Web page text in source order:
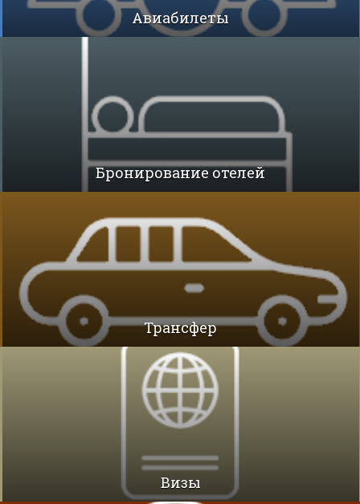
Авиабилеты
Бронирование отелей
Трансфер
Визы